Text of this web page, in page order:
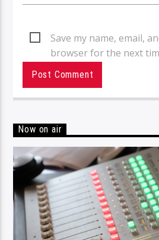
Save my name, email,
browser for the next
Now on air